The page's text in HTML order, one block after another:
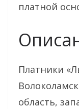
платной
Платники
область,